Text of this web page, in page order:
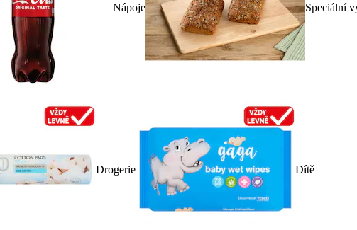
Nápoje Speciální
Drogerie Dítě